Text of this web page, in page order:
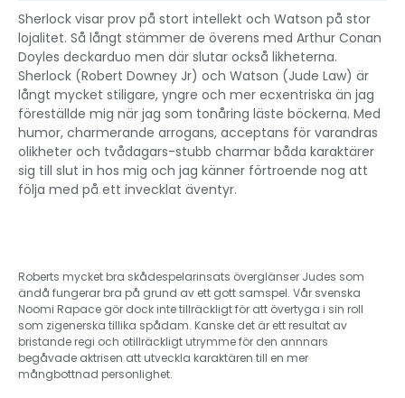
Sherlock visar prov på stort intellekt och Watson på stor
lojalitet. Så långt stämmer de överens med Arthur Conan
Doyles deckarduo men där slutar också likheterna.
Sherlock (Robert Downey Jr) och Watson (Jude Law) är
långt mycket stiligare, yngre och mer ecxentriska än jag
föreställde mig när jag som tonåring läste böckerna. Med
humor, charmerande arrogans, acceptans för varandras
olikheter och tvådagars-stubb charmar båda karaktärer
sig till slut in hos mig och jag känner förtroende nog att
följa med på ett invecklat äventyr.
Roberts mycket bra skådespelarinsats överglänser Judes som
ändå fungerar bra på grund av ett gott samspel. Vår svenska
Noomi Rapace gör dock inte tillräckligt för att övertyga i sin roll
som zigenerska tillika spådam. Kanske det är ett resultat av
bristande regi och otillräckligt utrymme för den annnars
begåvade aktrisen att utveckla karaktären till en mer
mångbottnad personlighet.